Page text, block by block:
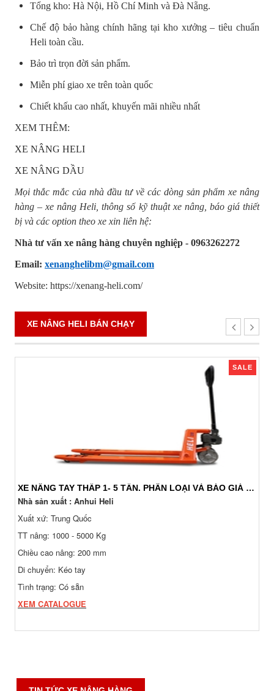
Tổng kho: Hà Nội, Hồ Chí Minh và Đà Nẵng.
Chế độ bảo hàng chính hãng tại kho xưởng – tiêu chuẩn
Heli toàn cầu.
Bảo trì trọn đời sản phẩm.
Miễn phí giao xe trên toàn quốc
Chiết khấu cao nhất, khuyến mãi nhiều nhất
XEM THÊM:
XE NÂNG HELI
XE NÂNG DẦU
Mọi thắc mắc của nhà đầu tư về các dòng sản phẩm xe nâng
hàng – xe nâng Heli, thông số kỹ thuật xe nâng, báo giá thiết
bị và các option theo xe xin liên hệ:
Nhà tư vấn xe nâng hàng chuyên nghiệp - 0963262272
Email: xenanghelibm@gmail.com
Website: https://xenang-heli.com/
XE NÂNG HELI BÁN CHẠY
SALE
XE NÂNG TAY THẤP 1- 5 TẤN. PHÂN LOẠI VÀ BÁO GIÁ 24/7
Nhà sản xuất : Anhui Heli
Xuất xứ: Trung Quốc
TT nâng: 1000 - 5000 Kg
Chiều cao nâng: 200 mm
Di chuyển: Kéo tay
Tình trạng: Có sẵn
XEM CATALOGUE